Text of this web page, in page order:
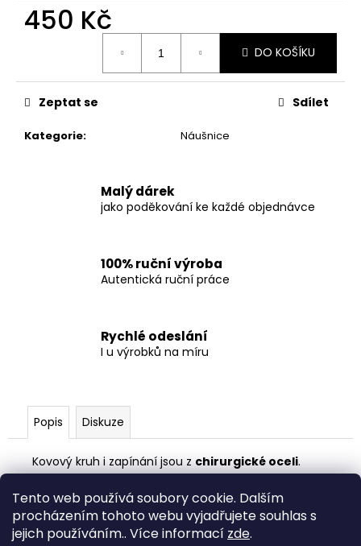
Tento web používá soubory cookie. Dalším
procházením tohoto webu vyjadřujete souhlas s
jejich používáním.. Více informací zde.
450 Kč
DO KOŠÍKU
Kategorie: Náušnice
Zeptat se Sdílet
Malý dárek
jako poděkování ke každé objednávce
100% ruční výroba
Autentická ruční práce
Rychlé odeslání
I u výrobků na míru
Popis Diskuze
Kovový kruh i zapínání jsou z chirurgické oceli.
550
Kč